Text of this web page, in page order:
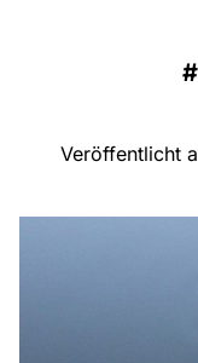
#
Veröffentlicht